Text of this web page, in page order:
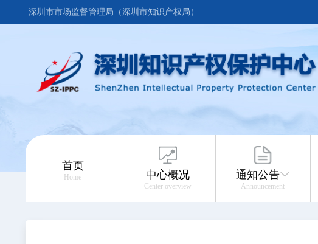
深圳市市场监督管理局（深圳市知识产权局）
首页
Home 中心概况
Center overview
通知公告
Announcement